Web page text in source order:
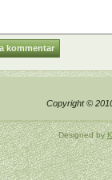
Copyright ©
Designed by